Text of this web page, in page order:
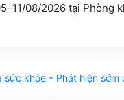
08/2026 tại Phòng